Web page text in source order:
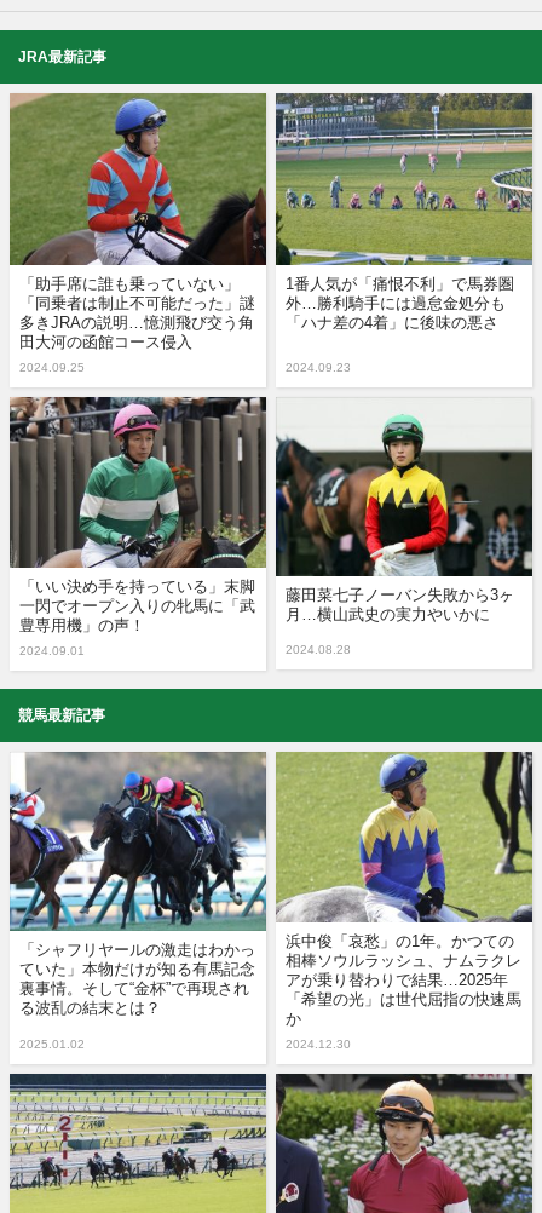
JRA最新記事
「助手席に誰も乗っていない」
「同乗者は制止不可能だった」謎
多きJRAの説明…憶測飛び交う角
田大河の函館コース侵入
2024.09.25
1番人気が「痛恨不利」で馬券圏
外…勝利騎手には過怠金処分も
「ハナ差の4着」に後味の悪さ
2024.09.23
「いい決め手を持っている」末脚
一閃でオープン入りの牝馬に「武
豊専用機」の声！
2024.09.01
藤田菜七子ノーバン失敗から3ヶ
月…横山武史の実力やいかに
2024.08.28
競馬最新記事
「シャフリヤールの激走はわかっ
ていた」本物だけが知る有馬記念
裏事情。そして“金杯”で再現され
る波乱の結末とは？
2025.01.02
浜中俊「哀愁」の1年。かつての
相棒ソウルラッシュ、ナムラクレ
アが乗り替わりで結果…2025年
「希望の光」は世代屈指の快速馬
か
2024.12.30